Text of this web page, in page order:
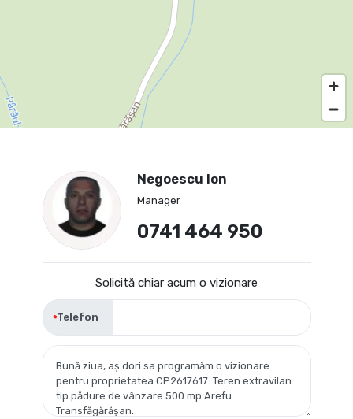
Negoescu Ion
Manager
0741 464 950
Solicită chiar acum o vizionare
Telefon